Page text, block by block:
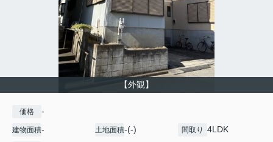
【外観】
価格 -
建物面積- 土地面積-(-) 間取り 4LDK